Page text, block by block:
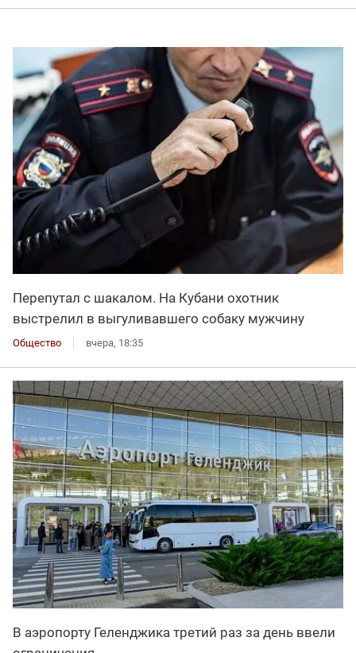
Перепутал с шакалом. На Кубани охотник
выстрелил в выгуливавшего собаку мужчину
Общество вчера, 18:35
В аэропорту Геленджика третий раз за день ввели